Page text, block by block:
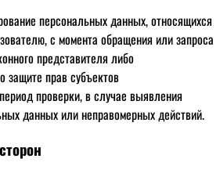
персональных данных, относящихся
с момента обращения или запроса
представителя либо
защите прав субъектов
проверки, в случае выявления
данных или неправомерных действий.